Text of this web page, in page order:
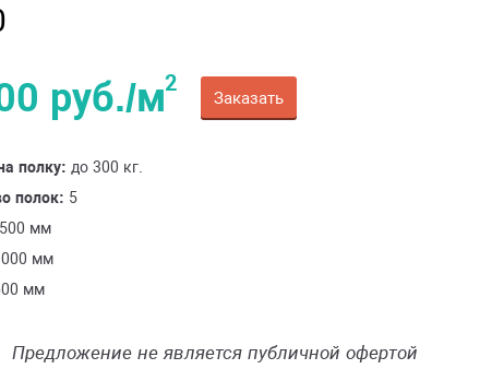
руб./м2
Заказать
полку: до 300 кг.
полок: 5
мм
мм
мм
Предложение не является публичной офертой